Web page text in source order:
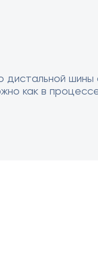
как в